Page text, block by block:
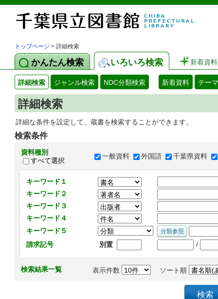
トップページ > 詳細検索
かんたん検索 いろいろ検索 新着資料
詳細検索 ジャンル検索 NDC分類検索 新着資料 テー
詳細検索
詳細な条件を設定して、蔵書を検索することができます。
検索条件
資料種別
すべて選択
一般資料 外国語 千葉県資料
キーワード１
キーワード２
キーワード３
キーワード４
キーワード５
請求記号
別置 /
検索結果一覧 表示件数 ソート順